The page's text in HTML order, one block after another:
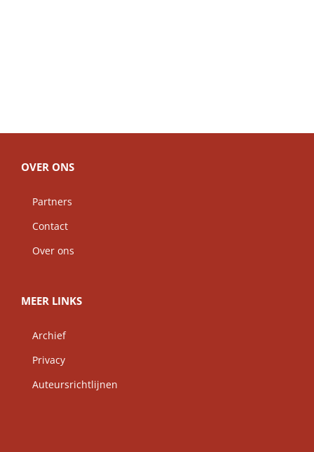
OVER ONS
Partners
Contact
Over ons
MEER LINKS
Archief
Privacy
Auteursrichtlijnen